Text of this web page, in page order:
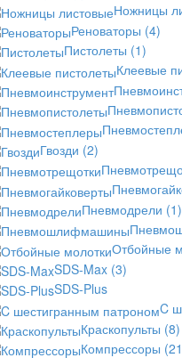
Ножницы
Реноваторы (4)
Пистолеты (1)
Клеевые
Гвозди (2)
Пневмодрели (1)
Отбойные
SDS-Max (3)
SDS-Plus
C
Краскопульты (8)
Компрессоры